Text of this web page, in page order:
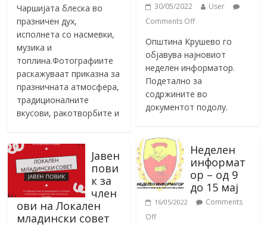
Чаршијата блеска во
празничен дух,
исполнета со насмевки,
музика и
топлина.Фотографиите
раскажуваат приказна за
празничната атмосфера,
традиционалните
вкусови, ракотворбите и
Јавен
пови
к за
член
ови на Локален
младински совет
30/05/2022
User
Comments Off
Општина Крушево го
објавува најновиот
неделен информатор.
Подетално за
содржините во
документот подолу.
Неделен
информат
ор – од 9
до 15 мај
16/05/2022
Comments
Off